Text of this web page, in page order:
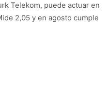
Telekom, puede actuar en
2,05 y en agosto cumple